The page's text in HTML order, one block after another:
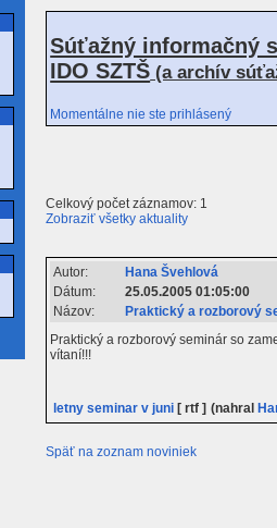
Súťažný informačný
IDO SZTŠ (a archív
Momentálne nie ste prihlásený
Celkový počet záznamov: 1
Zobraziť všetky aktuality
Autor:
Hana Švehlová
Dátum:
25.05.2005 01:05:00
Názov:
Praktický a rozborový
Praktický a rozborový seminár so
vítaní!!!
letny seminar v juni [ rtf ] (nahral
Späť na zoznam noviniek